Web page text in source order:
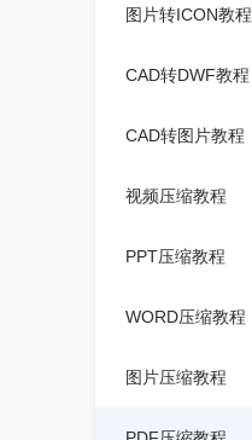
图片转ICON教程
CAD转DWF教程
CAD转图片教程
视频压缩教程
PPT压缩教程
WORD压缩教程
图片压缩教程